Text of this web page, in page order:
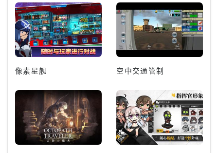
像素星舰 空中交通管制